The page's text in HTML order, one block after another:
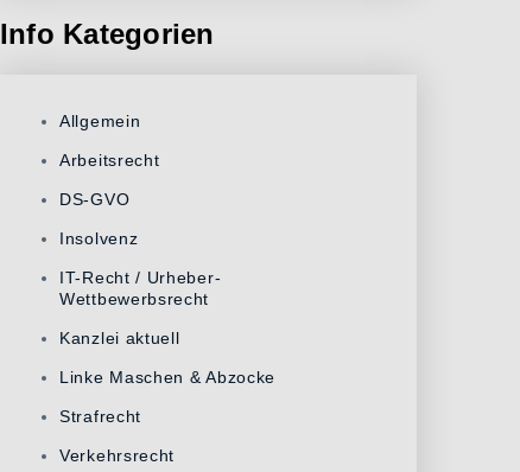
Info Kategorien
Allgemein
Arbeitsrecht
DS-GVO
Insolvenz
IT-Recht / Urheber-
Wettbewerbsrecht
Kanzlei aktuell
Linke Maschen & Abzocke
Strafrecht
Verkehrsrecht